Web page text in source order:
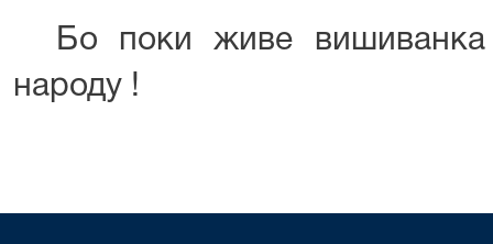
Бо поки живе
народу !